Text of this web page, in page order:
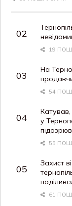
19
На
54
Катував,
у
55
Захист
61